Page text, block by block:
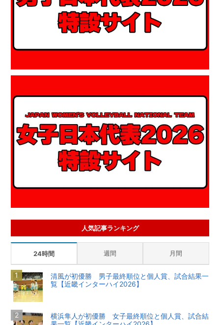
人気記事ランキング
24時間 週間 月間
清風が初優勝 男子最終順位と個人賞、試合結果一
覧【近畿インターハイ2026】
横浜隼人が初優勝 女子最終順位と個人賞、試合結